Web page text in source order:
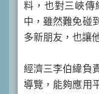
料，也對三峽傳
中，雖然難免碰
多新朋友，也讓
經濟三李伯緯負
導覽，能夠應用